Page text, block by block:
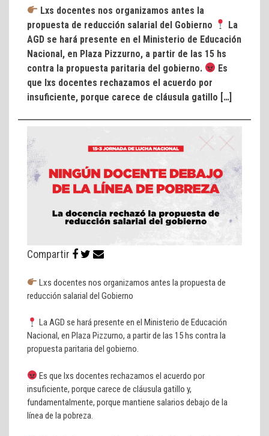
Lxs docentes nos organizamos antes la
propuesta de reducción salarial del Gobierno
La
AGD se hará presente en el Ministerio de Educación
Nacional, en Plaza Pizzurno, a partir de las 15 hs
contra la propuesta paritaria del gobierno.
Es
que lxs docentes rechazamos el acuerdo por
insuficiente, porque carece de cláusula gatillo […]
Compartir
Lxs docentes nos organizamos antes la propuesta de
reducción salarial del Gobierno
La AGD se hará presente en el Ministerio de Educación
Nacional, en Plaza Pizzurno, a partir de las 15 hs contra la
propuesta paritaria del gobierno.
Es que lxs docentes rechazamos el acuerdo por
insuficiente, porque carece de cláusula gatillo y,
fundamentalmente, porque mantiene salarios debajo de la
línea de la pobreza.